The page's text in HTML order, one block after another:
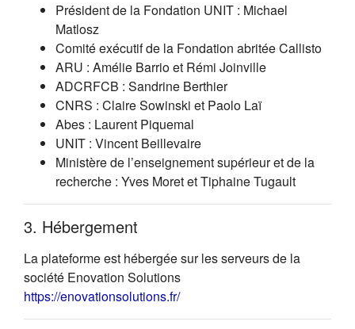
Président de la Fondation UNIT : Michael
Matlosz
Comité exécutif de la Fondation abritée Callisto
ARU : Amélie Barrio et Rémi Joinville
ADCRFCB : Sandrine Berthier
CNRS : Claire Sowinski et Paolo Laï
Abes : Laurent Piquemal
UNIT : Vincent Beillevaire
Ministère de l’enseignement supérieur et de la
recherche : Yves Moret et Tiphaine Tugault
3. Hébergement
La plateforme est hébergée sur les serveurs de la
société Enovation Solutions
https://enovationsolutions.fr/(s'ouvre dans un nouvel onglet)